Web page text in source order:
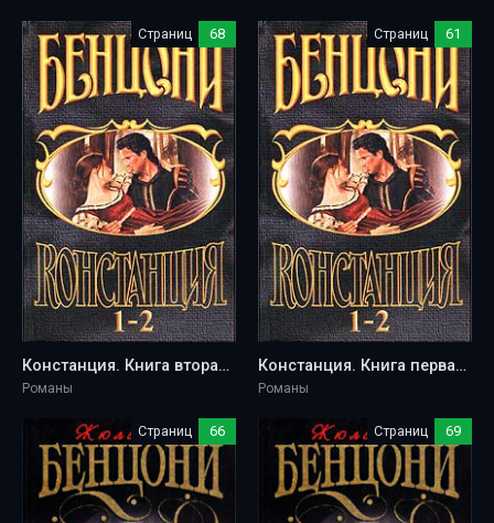
Страниц 68
Констанция. Книга вторая - Жюльетта Бенцони
Романы
Страниц 61
Констанция. Книга первая - Жюльетта Бенцони
Романы
Страниц 66 Страниц 69